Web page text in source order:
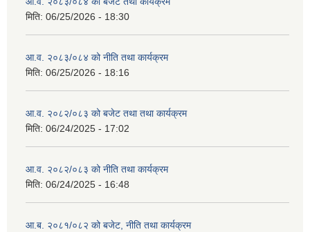
मिति: 06/25/2026 - 18:30
आ.व. २०८३/०८४ को नीति तथा कार्यक्रम
मिति: 06/25/2026 - 18:16
आ.व. २०८२/०८३ को बजेट तथा तथा कार्यक्रम
मिति: 06/24/2025 - 17:02
आ.व. २०८२/०८३ को नीति तथा कार्यक्रम
मिति: 06/24/2025 - 16:48
आ.ब. २०८१/०८२ को बजेट, नीति तथा कार्यक्रम